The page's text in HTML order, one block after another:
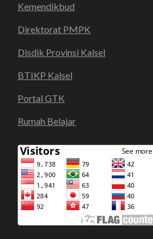
Kemendikbud
Direktorat PMPK
Disdik Provinsi Kalsel
BTIKP Kalsel
Portal GTK
Rumah Belajar